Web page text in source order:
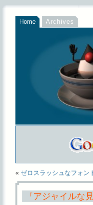
Home Archives
« ゼロスラッシュなフォン
『アジャイルな